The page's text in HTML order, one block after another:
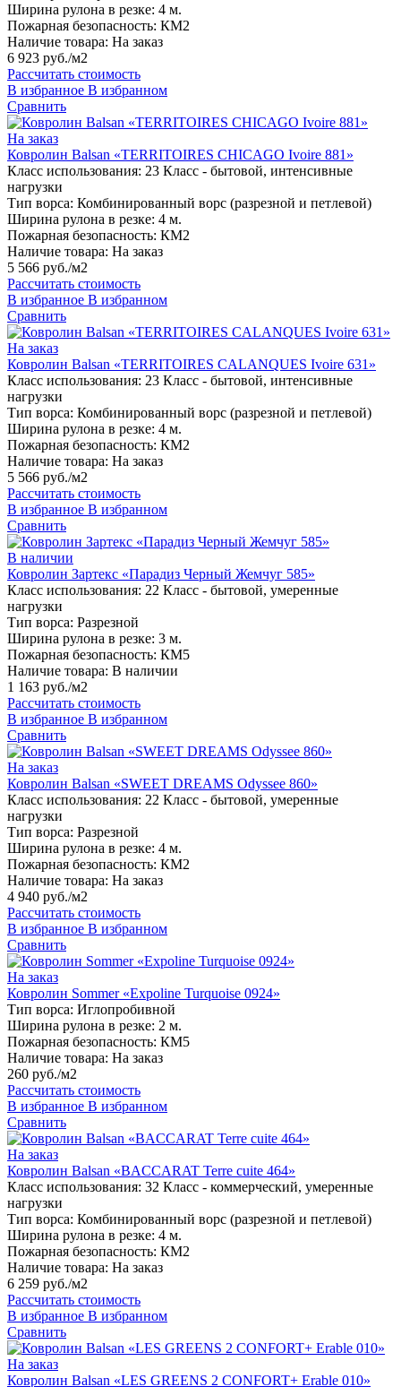
Ширина рулона в резке: 4 м.
Пожарная безопасность: КМ2
Наличие товара: На заказ
6 923 руб./м2
Рассчитать стоимость
В избранное В избранном
Сравнить
На заказ
Ковролин Balsan «TERRITOIRES CHICAGO Ivoire 881»
Класс использования: 23 Класс - бытовой, интенсивные
нагрузки
Тип ворса: Комбинированный ворс (разрезной и петлевой)
Ширина рулона в резке: 4 м.
Пожарная безопасность: КМ2
Наличие товара: На заказ
5 566 руб./м2
Рассчитать стоимость
В избранное В избранном
Сравнить
На заказ
Ковролин Balsan «TERRITOIRES CALANQUES Ivoire 631»
Класс использования: 23 Класс - бытовой, интенсивные
нагрузки
Тип ворса: Комбинированный ворс (разрезной и петлевой)
Ширина рулона в резке: 4 м.
Пожарная безопасность: КМ2
Наличие товара: На заказ
5 566 руб./м2
Рассчитать стоимость
В избранное В избранном
Сравнить
В наличии
Ковролин Зартекс «Парадиз Черный Жемчуг 585»
Класс использования: 22 Класс - бытовой, умеренные
нагрузки
Тип ворса: Разрезной
Ширина рулона в резке: 3 м.
Пожарная безопасность: КМ5
Наличие товара: В наличии
1 163 руб./м2
Рассчитать стоимость
В избранное В избранном
Сравнить
На заказ
Ковролин Balsan «SWEET DREAMS Odyssee 860»
Класс использования: 22 Класс - бытовой, умеренные
нагрузки
Тип ворса: Разрезной
Ширина рулона в резке: 4 м.
Пожарная безопасность: КМ2
Наличие товара: На заказ
4 940 руб./м2
Рассчитать стоимость
В избранное В избранном
Сравнить
На заказ
Ковролин Sommer «Expoline Turquoise 0924»
Тип ворса: Иглопробивной
Ширина рулона в резке: 2 м.
Пожарная безопасность: КМ5
Наличие товара: На заказ
260 руб./м2
Рассчитать стоимость
В избранное В избранном
Сравнить
На заказ
Ковролин Balsan «BACCARAT Terre cuite 464»
Класс использования: 32 Класс - коммерческий, умеренные
нагрузки
Тип ворса: Комбинированный ворс (разрезной и петлевой)
Ширина рулона в резке: 4 м.
Пожарная безопасность: КМ2
Наличие товара: На заказ
6 259 руб./м2
Рассчитать стоимость
В избранное В избранном
Сравнить
На заказ
Ковролин Balsan «LES GREENS 2 CONFORT+ Erable 010»